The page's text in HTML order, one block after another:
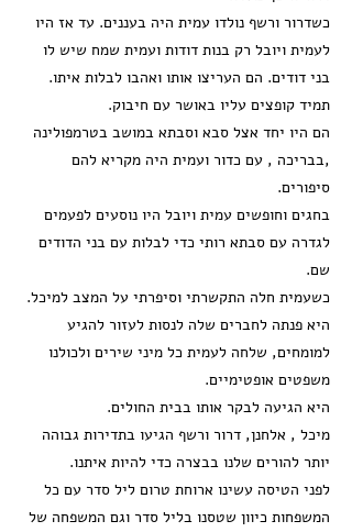
כשדרור ורשף נולדו עמית היה בעננים. עד אז היו
לעמית ויובל רק בנות דודות ועמית שמח שיש לו
בני דודים. הם העריצו אותו ואהבו לבלות איתו.
תמיד קופצים עליו באושר עם חיבוק.
הם היו יחד אצל סבא וסבתא במושב בטרמפולינה
,בבריכה , עם כדור ועמית היה מקריא להם
סיפורים.
בחגים וחופשים עמית ויובל היו נוסעים לפעמים
לגדרה עם סבתא רותי כדי לבלות עם בני הדודים
שם.
כשעמית חלה התקשרתי וסיפרתי על המצב למיכל.
היא פנתה לחברים שלה לנסות לעזור להגיע
למומחים, שלחה לעמית כל מיני שירים ולכולנו
משפטים אופטימיים.
היא הגיעה לבקר אותו בבית החולים.
מיכל , אלחנן, דרור ורשף הגיעו בתדירות גבוהה
יותר להורים שלנו בבצרה כדי להיות איתנו.
לפני הטיסה עשינו ארוחת טרום ליל סדר עם כל
המשפחות כיוון שטסנו בליל סדר וגם המשפחה של